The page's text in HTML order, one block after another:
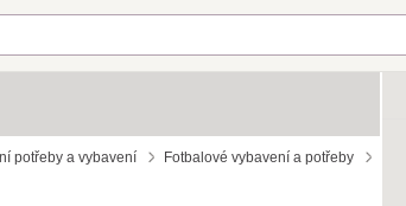
potřeby a vybavení
Fotbalové vybavení a potřeby